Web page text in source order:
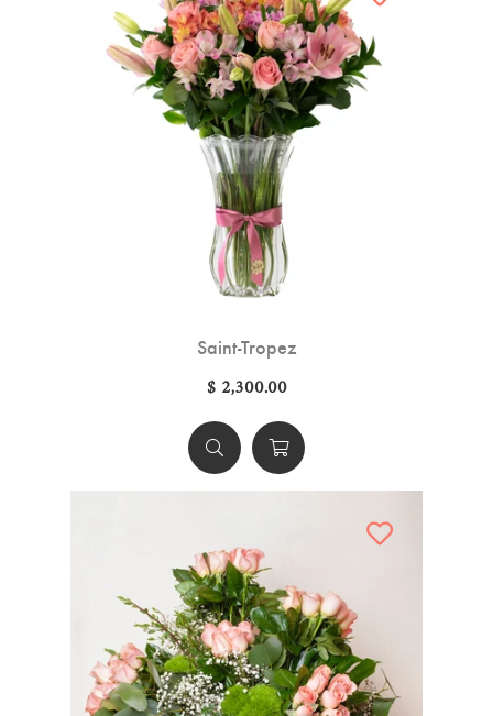
Saint-Tropez
$ 2,300.00